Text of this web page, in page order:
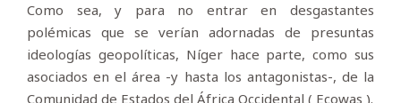
Como sea, y para no entrar en desgastantes
polémicas que se verían adornadas de presuntas
ideologías geopolíticas, Níger hace parte, como sus
asociados en el área -y hasta los antagonistas-, de la
Comunidad de Estados del África Occidental ( Ecowas ).